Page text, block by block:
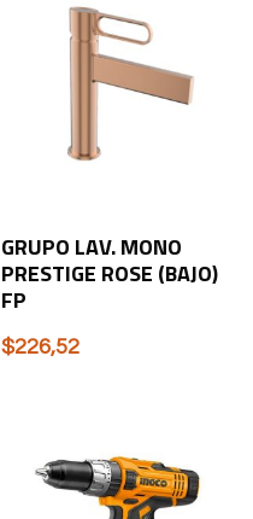
GRUPO LAV. MONO
PRESTIGE ROSE (BAJO)
FP
$226,52